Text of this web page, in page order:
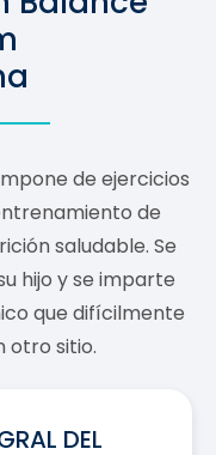
de ejercicios
de
saludable. Se
hijo y se imparte
que difícilmente
otro sitio.
DEL